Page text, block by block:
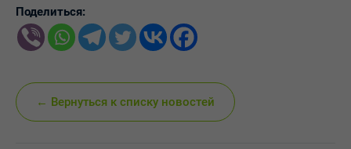
Поделиться:
← Вернуться к списку новостей